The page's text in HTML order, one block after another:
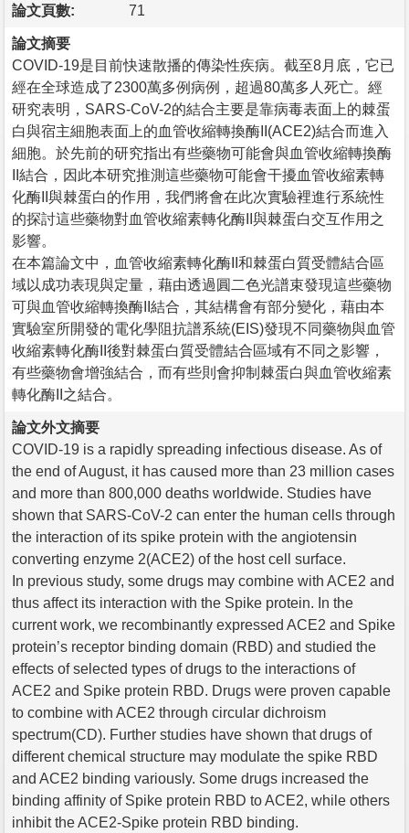
論文頁數: 71
論文摘要
COVID-19是目前快速散播的傳染性疾病。截至8月底，它已
經在全球造成了2300萬多例病例，超過80萬多人死亡。經
研究表明，SARS-CoV-2的結合主要是靠病毒表面上的棘蛋
白與宿主細胞表面上的血管收縮轉換酶II(ACE2)結合而進入
細胞。於先前的研究指出有些藥物可能會與血管收縮轉換酶
II結合，因此本研究推測這些藥物可能會干擾血管收縮素轉
化酶II與棘蛋白的作用，我們將會在此次實驗裡進行系統性
的探討這些藥物對血管收縮素轉化酶II與棘蛋白交互作用之
影響。
在本篇論文中，血管收縮素轉化酶II和棘蛋白質受體結合區
域以成功表現與定量，藉由透過圓二色光譜束發現這些藥物
可與血管收縮轉換酶II結合，其結構會有部分變化，藉由本
實驗室所開發的電化學阻抗譜系統(EIS)發現不同藥物與血管
收縮素轉化酶II後對棘蛋白質受體結合區域有不同之影響，
有些藥物會增強結合，而有些則會抑制棘蛋白與血管收縮素
轉化酶II之結合。
論文外文摘要
COVID-19 is a rapidly spreading infectious disease. As of
the end of August, it has caused more than 23 million cases
and more than 800,000 deaths worldwide. Studies have
shown that SARS-CoV-2 can enter the human cells through
the interaction of its spike protein with the angiotensin
converting enzyme 2(ACE2) of the host cell surface.
In previous study, some drugs may combine with ACE2 and
thus affect its interaction with the Spike protein. In the
current work, we recombinantly expressed ACE2 and Spike
protein’s receptor binding domain (RBD) and studied the
effects of selected types of drugs to the interactions of
ACE2 and Spike protein RBD. Drugs were proven capable
to combine with ACE2 through circular dichroism
spectrum(CD). Further studies have shown that drugs of
different chemical structure may modulate the spike RBD
and ACE2 binding variously. Some drugs increased the
binding affinity of Spike protein RBD to ACE2, while others
inhibit the ACE2-Spike protein RBD binding.